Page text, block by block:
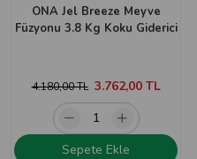
ONA Jel Breeze Meyve
Füzyonu 3.8 Kg Koku Giderici
3.762,00 TL
4.180,00 TL
Sepete Ekle